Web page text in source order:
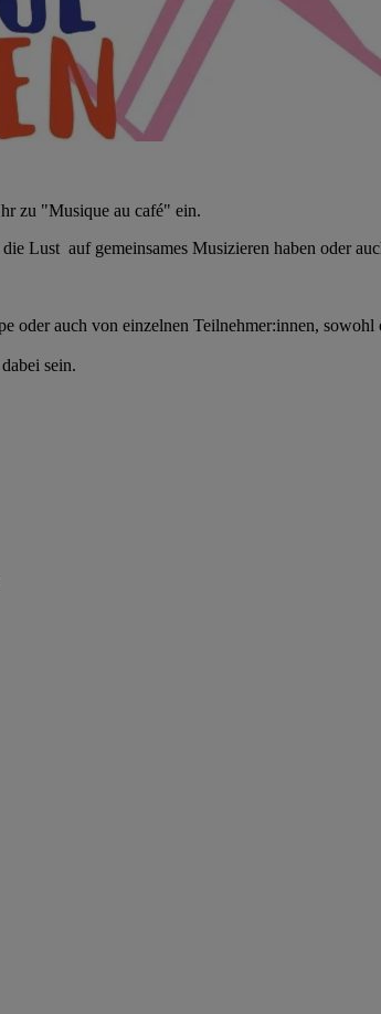
zu "Musique au café" ein.
Lust auf gemeinsames Musizieren haben oder
auch von einzelnen Teilnehmer:innen,
sein.